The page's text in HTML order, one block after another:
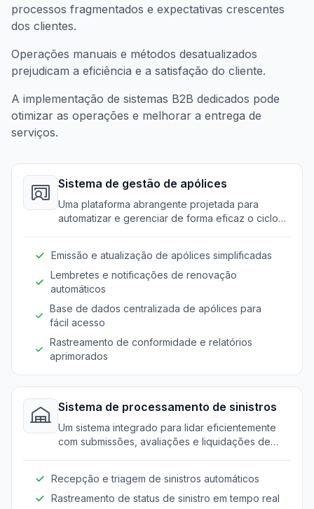
processos fragmentados e expectativas crescentes
dos clientes.
Operações manuais e métodos desatualizados
prejudicam a eficiência e a satisfação do cliente.
A implementação de sistemas B2B dedicados pode
otimizar as operações e melhorar a entrega de
serviços.
Sistema de gestão de apólices
Uma plataforma abrangente projetada para
automatizar e gerenciar de forma eficaz o ciclo
Emissão e atualização de apólices simplificadas
Lembretes e notificações de renovação
automáticos
Base de dados centralizada de apólices para
fácil acesso
Rastreamento de conformidade e relatórios
aprimorados
Sistema de processamento de sinistros
Um sistema integrado para lidar eficientemente
com submissões, avaliações e liquidações de
Recepção e triagem de sinistros automáticos
Rastreamento de status de sinistro em tempo real